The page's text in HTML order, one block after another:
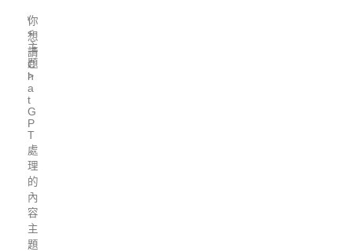
\
<
主
題
>
你
想
請
C
h
a
t
G
P
T
處
理
的
內
容
主
題